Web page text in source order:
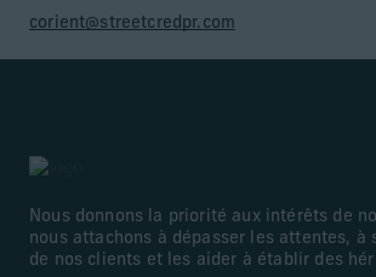
corient@streetcredpr.com
Nous donnons la priorité aux intérêts de
nous attachons à dépasser les attentes,
de nos clients et les aider à établir des